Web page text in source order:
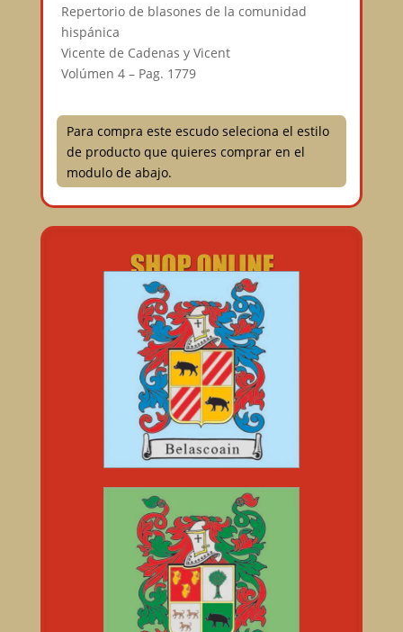
Repertorio de blasones de la comunidad
hispánica⠀
Vicente de Cadenas y Vicent⠀
Volúmen 4 – Pag. 1779⠀
Para compra este escudo seleciona el estilo
de producto que quieres comprar en el
modulo de abajo.